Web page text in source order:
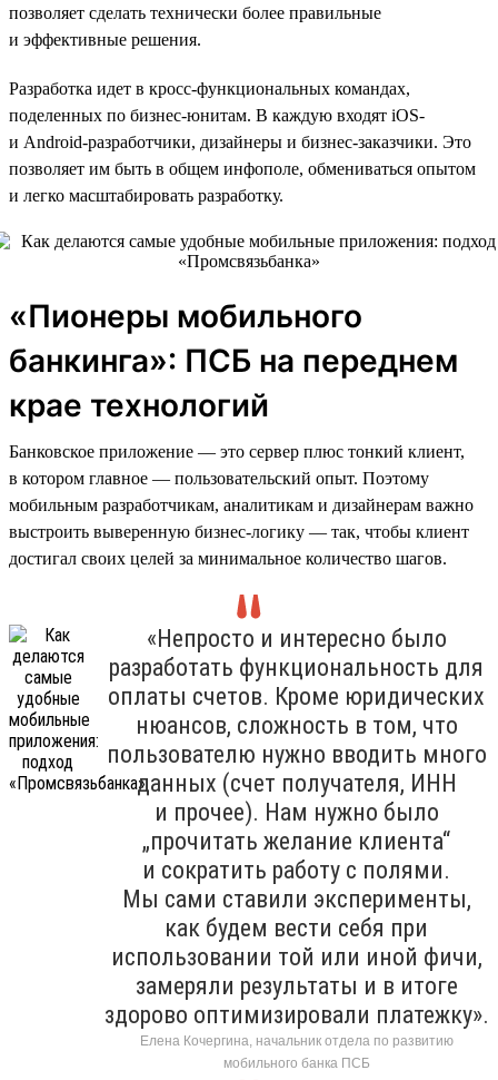
позволяет сделать технически более правильные
и эффективные решения.
Разработка идет в кросс-функциональных командах,
поделенных по бизнес-юнитам. В каждую входят iOS-
и Android-разработчики, дизайнеры и бизнес-заказчики. Это
позволяет им быть в общем инфополе, обмениваться опытом
и легко масштабировать разработку.
«Пионеры мобильного
банкинга»: ПСБ на переднем
крае технологий
Банковское приложение — это сервер плюс тонкий клиент,
в котором главное — пользовательский опыт. Поэтому
мобильным разработчикам, аналитикам и дизайнерам важно
выстроить выверенную бизнес-логику — так, чтобы клиент
достигал своих целей за минимальное количество шагов.
«Непросто и интересно было
разработать функциональность для
оплаты счетов. Кроме юридических
нюансов, сложность в том, что
пользователю нужно вводить много
данных (счет получателя, ИНН
и прочее). Нам нужно было
„прочитать желание клиента“
и сократить работу с полями.
Мы сами ставили эксперименты,
как будем вести себя при
использовании той или иной фичи,
замеряли результаты и в итоге
здорово оптимизировали платежку».
Елена Кочергина, начальник отдела по развитию
мобильного банка ПСБ